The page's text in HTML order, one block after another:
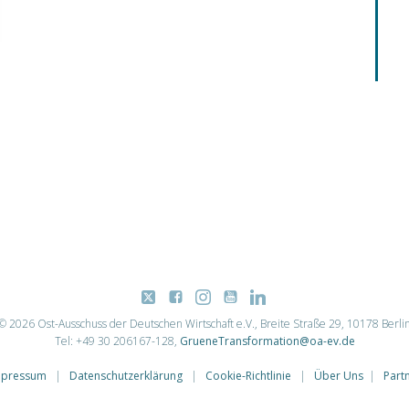
2026 Ost-Ausschuss der Deutschen Wirtschaft e.V., Breite Straße 29, 10178 Berlin
Tel: +49 30 206167-128, GrueneTransformation@oa-ev.de
| Datenschutzerklärung| Cookie-Richtlinie | Über Uns|